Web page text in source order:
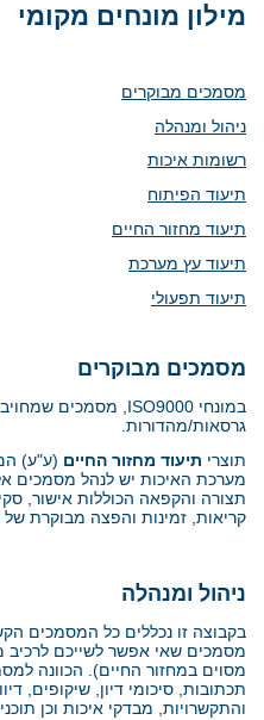
מילון מונחים מקומי
מסמכים מבוקרים
ניהול ומנהלה
רשומות איכות
תיעוד הפיתוח
תיעוד מחזור החיים
תיעוד עץ מערכת
תיעוד תפעולי
מסמכים מבוקרים
במונחי ISO9000 , מסמכים
גרסאות/מהדורות.
תוצרי תיעוד מחזור החיים (ע"ע)
מערכת האיכות יש לנהל מסמכים
תצורה והקפאה הכוללות אישור,
קריאות, זמינות והפצה מבוקרת
ניהול ומנהלה
בקבוצה זו נכללים כל המסמכים
מסמכים שאי אפשר לשייכם
מסוים במחזור החיים). הכוונה
תכתובות, סיכומי דיון, שיקופים,
והתקשרויות, מבדקי איכות וכן